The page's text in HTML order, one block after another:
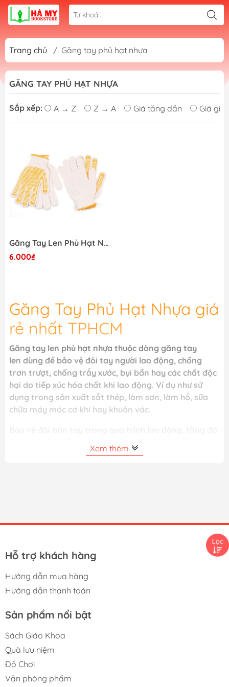
Trang chủ / Găng tay phủ hạt nhựa
GĂNG TAY PHỦ HẠT NHỰA
Sắp xếp: A → Z Z → A Giá tăng dần Giá
Găng Tay Len Phủ Hạt Nhựa - 80G
6.000₫
Găng Tay Phủ Hạt Nhựa giá
rẻ nhất TPHCM
Găng tay len phủ hạt nhựa thuộc dòng găng tay
len dùng để bảo vệ đôi tay người lao động, chống
trơn trượt, chống trầy xước, bụi bẩn hay các chất độc
hại do tiếp xúc hóa chất khi lao động. Ví dụ như sử
dụng trong sản xuất sắt thép, làm sơn, làm hồ, sữa
chữa máy móc cơ khí hay khuân vác.
các chất độc hại tiếp xúc trực tiếp với da tay. Găng
chất liệu Cotton chiếm khoảng 65% đến 100% nên
mái cho đôi tay khi lao động.
Xem thêm
Hỗ trợ khách hàng
Hướng dẫn mua hàng
Hướng dẫn thanh toán
Sản phẩm nổi bật
Sách Giáo Khoa
Quà lưu niệm
Đồ Chơi
Văn phòng phẩm